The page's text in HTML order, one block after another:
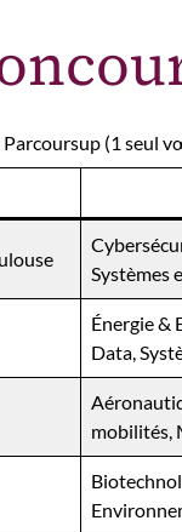
(1 seul
Systèmes
Énergie &
Data,
mobilités,